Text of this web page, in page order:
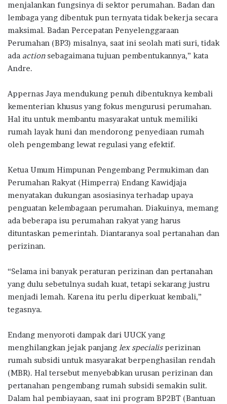
menjalankan fungsinya di sektor perumahan. Badan dan
lembaga yang dibentuk pun ternyata tidak bekerja secara
maksimal. Badan Percepatan Penyelenggaraan
Perumahan (BP3) misalnya, saat ini seolah mati suri, tidak
ada actionsebagaimana tujuan pembentukannya,” kata
Andre.
Appernas Jaya mendukung penuh dibentuknya kembali
kementerian khusus yang fokus mengurusi perumahan.
Hal itu untuk membantu masyarakat untuk memiliki
rumah layak huni dan mendorong penyediaan rumah
oleh pengembang lewat regulasi yang efektif.
Ketua Umum Himpunan Pengembang Permukiman dan
Perumahan Rakyat (Himperra) Endang Kawidjaja
menyatakan dukungan asosiasinya terhadap upaya
penguatan kelembagaan perumahan. Diakuinya, memang
ada beberapa isu perumahan rakyat yang harus
dituntaskan pemerintah. Diantaranya soal pertanahan dan
perizinan.
“Selama ini banyak peraturan perizinan dan pertanahan
yang dulu sebetulnya sudah kuat, tetapi sekarang justru
menjadi lemah. Karena itu perlu diperkuat kembali,”
tegasnya.
Endang menyoroti dampak dari UUCK yang
menghilangkan jejak panjang lex specialisperizinan
rumah subsidi untuk masyarakat berpenghasilan rendah
(MBR). Hal tersebut menyebabkan urusan perizinan dan
pertanahan pengembang rumah subsidi semakin sulit.
Dalam hal pembiayaan, saat ini program BP2BT (Bantuan